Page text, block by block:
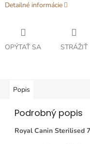
Detailné informácie
OPÝTAŤ SA STRÁŽIŤ
Popis
Podrobný popis
Royal Canin Sterilised